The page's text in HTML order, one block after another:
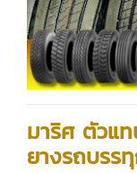
มาริศ ตัวแ
ยางรถบรร